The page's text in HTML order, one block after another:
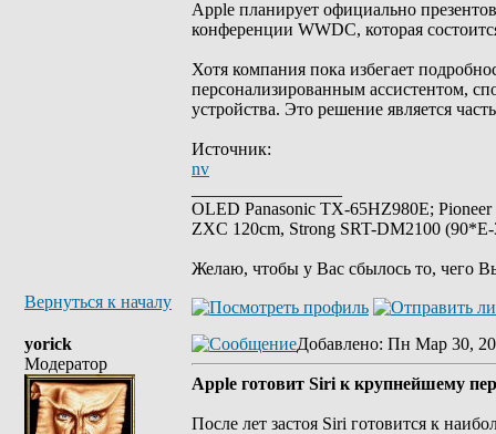
Apple планирует официально
конференции WWDC, которая
Хотя компания пока избегает
персонализированным ассистентом,
устройства. Это решение является
Источник:
nv
OLED Panasonic TX-65HZ980E;
ZXC 120cm, Strong SRT-DM2100
Желаю, чтобы у Вас сбылось то, чего
Вернуться к началу
yorick
Модератор
Добавлено: Пн Мар 30,
Apple готовит Siri к крупнейшему
После лет застоя Siri готовится к